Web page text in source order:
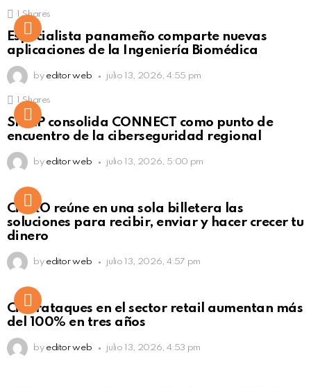
Click to view this post
Shares
Especialista panameño comparte nuevas
aplicaciones de la Ingeniería Biomédica
by editor web julio 13, 2026, 4:55 pm
Click to view this post
Shares
SISAP consolida CONNECT como punto de
encuentro de la ciberseguridad regional
by editor web julio 13, 2026, 5:00 pm
Not Safe For Work
Click to view this post
CiNKO reúne en una sola billetera las
soluciones para recibir, enviar y hacer crecer tu
dinero
by editor web julio 13, 2026, 4:57 pm
Ciberataques en el sector retail aumentan más
del 100% en tres años
by editor web julio 13, 2026, 4:53 pm